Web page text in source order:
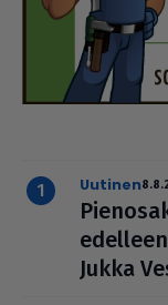
uutinen
Jukka